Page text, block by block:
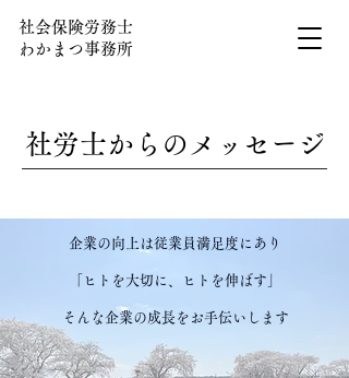
社会保険労務士
わかまつ事務所
社労士からのメッセージ
​企業の向上は従業員満足度にあり
「ヒトを大切に、ヒトを伸ばす」
そんな企業の成長をお手伝いします